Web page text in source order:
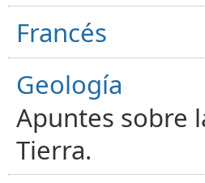
Francés
Geología
Apuntes sobre
Tierra.